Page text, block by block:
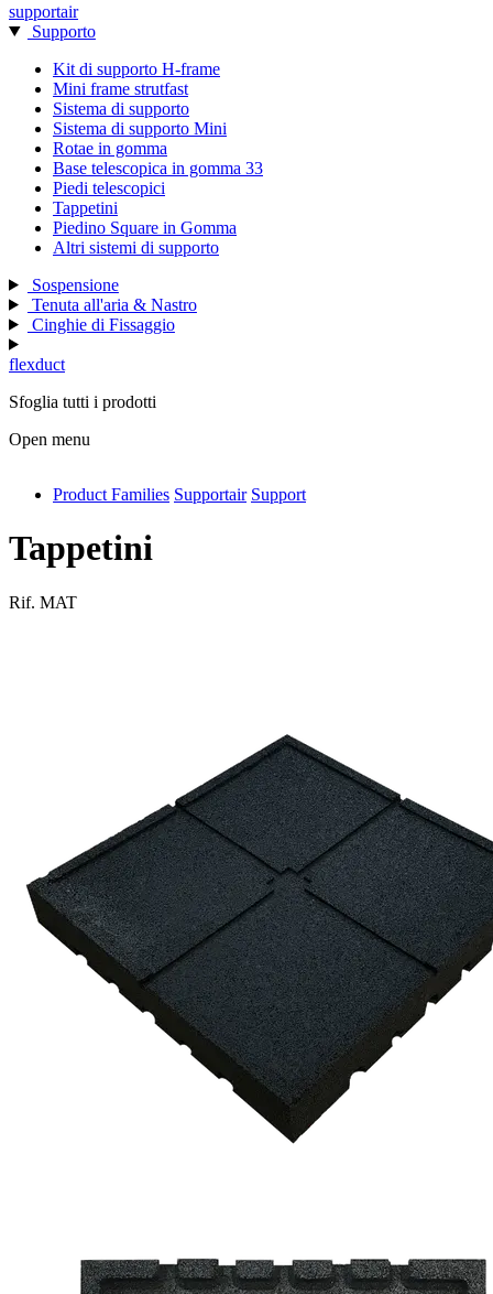
supportair
Supporto
Kit di supporto H-frame
Mini frame strutfast
Sistema di supporto
Sistema di supporto Mini
Rotae in gomma
Base telescopica in gomma 33
Piedi telescopici
Tappetini
Piedino Square in Gomma
Altri sistemi di supporto
Sospensione
Tenuta all'aria & Nastro
Cinghie di Fissaggio
flexduct
Sfoglia tutti i prodotti
Open menu
antivib
Product Families Supportair Support
Tappetini
Rif. MAT